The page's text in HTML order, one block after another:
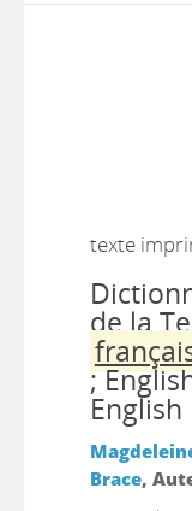
texte
de la
;
English
Brace,